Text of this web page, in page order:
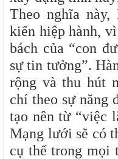
Theo nghĩa
kiến hiệp hành,
bách của “con
sự tin tưởng”.
rộng và thu hút
chí theo sự năng
tạo nên từ “việc
Mạng lưới sẽ có
cụ thể trong mọi